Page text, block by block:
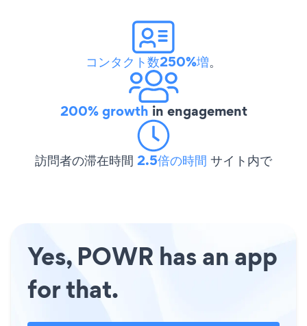
コンタクト数250%増。
200% growth in engagement
訪問者の滞在時間 2.5倍の時間 サイト内で
Yes, POWR has an app
for that.